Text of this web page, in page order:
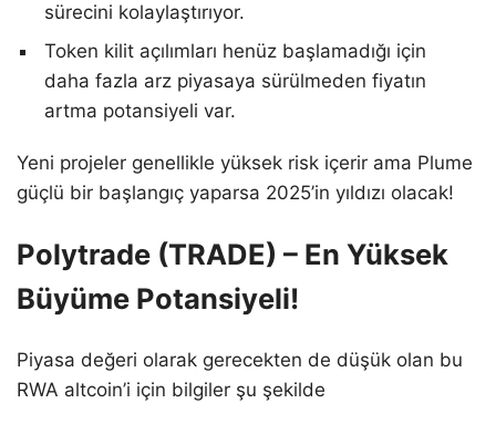
sürecini kolaylaştırıyor.
Token kilit açılımları henüz başlamadığı için
daha fazla arz piyasaya sürülmeden fiyatın
artma potansiyeli var.
Yeni projeler genellikle yüksek risk içerir ama Plume
güçlü bir başlangıç yaparsa 2025’in yıldızı olacak!
Polytrade (TRADE) – En Yüksek
Büyüme Potansiyeli!
Piyasa değeri olarak gerecekten de düşük olan bu
RWA altcoin’i için bilgiler şu şekilde